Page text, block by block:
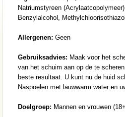
Natriumstyreen
Benzylalcohol,
Allergenen: Geen
Gebruiksadvies: Maak voor het
van het schuim aan op de te
beste resultaat. U kunt nu de huid
Naspoelen met lauwwarm water en
Doelgroep: Mannen en vrouwen